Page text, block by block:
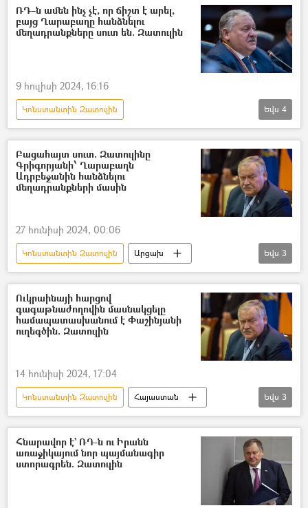
Բակո Սահակյան
ՌԴ–ն ամեն ինչ չէ, որ ճիշտ է արել,
բայց Ղարաբաղը հանձնելու
մեղադրանքները սուտ են. Զատուլին
9 հուլիսի 2024, 16:16
Կոնստանտին Զատուլին
Ղարաբաղյան հակամարտություն
Արցախ
Ռուսաստան
Արմեն Գրիգորյան
Եվս 4
Բացահայտ սուտ. Զատուլինը
Գրիգորյանի՝ Ղարաբաղն
Ադրբեջանին հանձնելու
մեղադրանքների մասին
27 հունիսի 2024, 00:06
Կոնստանտին Զատուլին
Արցախ
Լեռնային Ղարաբաղ
Ռուսաստան
Արմեն Գրիգորյան
Եվս 3
Ուկրաինայի հարցով
գագաթնաժողովին մասնակցելը
համապատասխանում է Փաշինյանի
ուղեգծին. Զատուլին
14 հունիսի 2024, 17:04
Կոնստանտին Զատուլին
Հայաստան
Ռուսաստան
Ուկրաինա
Նիկոլ Փաշինյան
Եվս 3
Հնարավոր է` ՌԴ-ն ու Իրանն
առաջիկայում նոր պայմանագիր
ստորագրեն. Զատուլին